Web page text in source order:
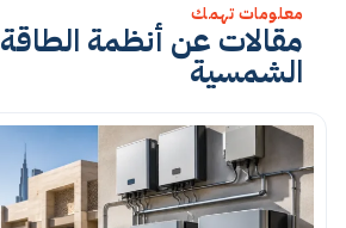
معلومات تهمك
مقالات عن أنظمة الطاقة
الشمسية